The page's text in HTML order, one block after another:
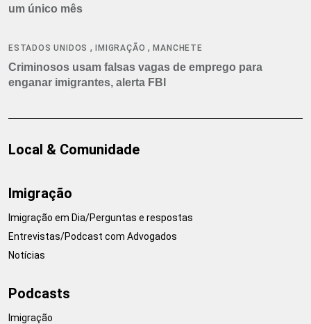
um único mês
ESTADOS UNIDOS ,IMIGRAÇÃO ,MANCHETE
Criminosos usam falsas vagas de emprego para
enganar imigrantes, alerta FBI
Local & Comunidade
Imigração
Imigração em Dia/Perguntas e respostas
Entrevistas/Podcast com Advogados
Notícias
Podcasts
Imigração